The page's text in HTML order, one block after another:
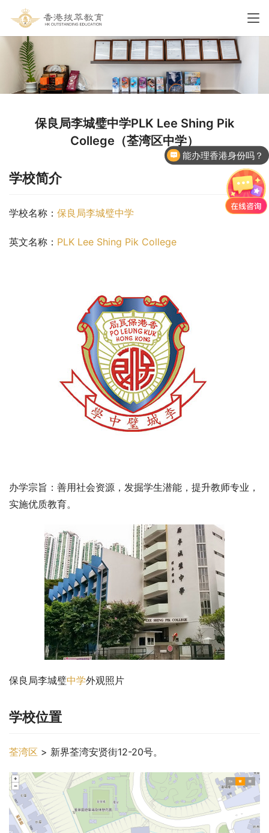
保良局李城璧中学PLK Lee Shing Pik
College（荃湾区中学）
学校简介
学校名称： 保良局李城璧中学
英文名称： PLK Lee Shing Pik College
办学宗旨：善用社会资源，发掘学生潜能，提升教师专业，
实施优质教育。
保良局李城璧中学外观照片
学校位置
荃湾区 > 新界荃湾安贤街12-20号。
能办理香港身份吗？